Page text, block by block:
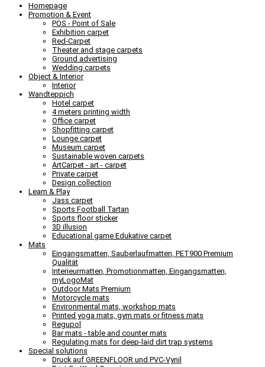
Homepage
Promotion & Event
POS - Point of Sale
Exhibition carpet
Red-Carpet
Theater and stage carpets
Ground advertising
Wedding carpets
Object & Interior
Interior
Wandteppich
Hotel carpet
4 meters printing width
Office carpet
Shopfitting carpet
Lounge carpet
Museum carpet
Sustainable woven carpets
ArtCarpet - art - carpet
Private carpet
Design collection
Learn & Play
Jass carpet
Sports Football Tartan
Sports floor sticker
3D illusion
Educational game Edukative carpet
Mats
Eingangsmatten, Sauberlaufmatten, PET900 Premium
Qualität
Interieurmatten, Promotionmatten, Eingangsmatten,
myLogoMat
Outdoor Mats Premium
Motorcycle mats
Environmental mats, workshop mats
Printed yoga mats, gym mats or fitness mats
Regupol
Bar mats - table and counter mats
Regulating mats for deep-laid dirt trap systems
Special solutions
Druck auf GREENFLOOR und PVC-Vynil